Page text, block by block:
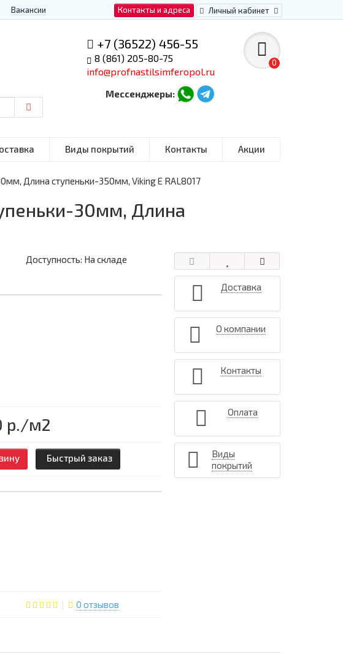
Контакты и адреса Личный кабинет
Вакансии
+7 (36522) 456-55
8 (861) 205-80-75
info@profnastilsimferopol.ru
Мессенджеры:
0
Виды покрытий Контакты Акции
Длина ступеньки-350мм, Viking E RAL8017
30мм, Длина
Доступность: На складе
р./м2
Быстрый заказ
0 отзывов
Доставка
О компании
Контакты
Оплата
Виды
покрытий